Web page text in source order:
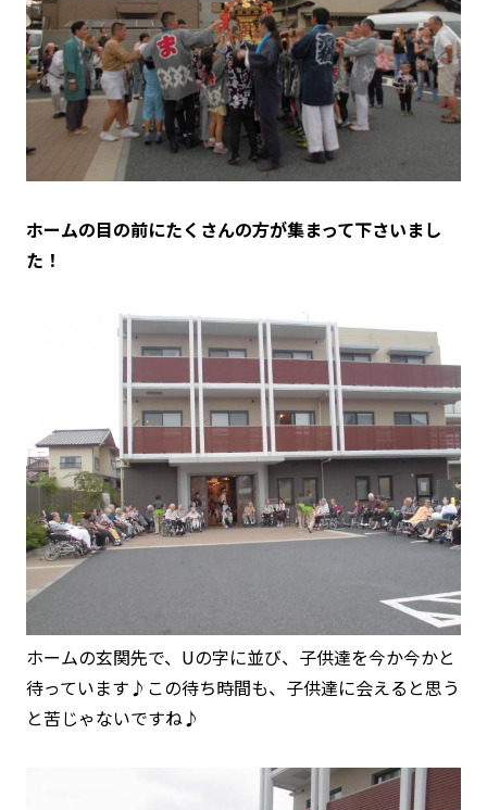
ホームの目の前にたくさんの方が集まって下さいまし
た！
ホームの玄関先で、Uの字に並び、子供達を今か今かと
待っています♪この待ち時間も、子供達に会えると思う
と苦じゃないですね♪